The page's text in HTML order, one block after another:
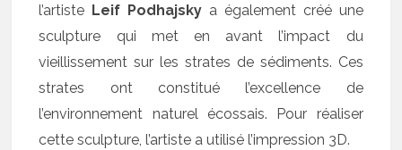
l’artiste Leif Podhajsky a également créé une
sculpture qui met en avant l’impact du
vieillissement sur les strates de sédiments. Ces
strates ont constitué l’excellence de
l’environnement naturel écossais. Pour réaliser
cette sculpture, l’artiste a utilisé l’impression 3D.